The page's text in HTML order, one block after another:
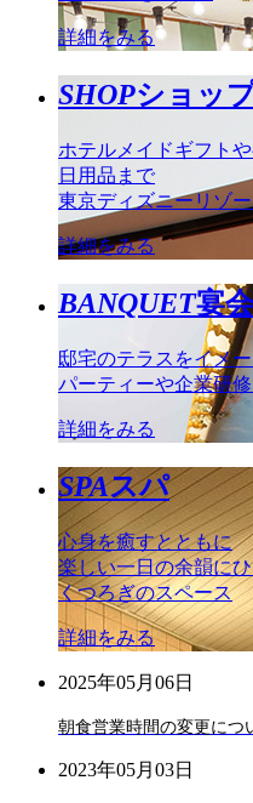
詳細をみる
SHOPショッ
ホテルメイドギフト
日用品まで
東京ディズニーリゾ
詳細をみる
BANQUET宴
邸宅のテラスをイメ
パーティーや企業研
詳細をみる
SPAスパ
心身を癒すとともに
楽しい一日の余韻に
くつろぎのスペース
詳細をみる
2025年05月06日
朝食営業時間の変更につ
2023年05月03日